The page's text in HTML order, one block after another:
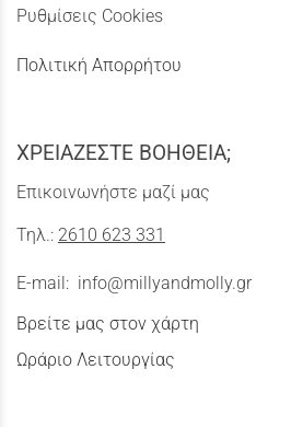
Ρυθμίσεις Cookies
Πολιτική Απορρήτου
ΧΡΕΙΑΖΕΣΤΕ ΒΟΗΘΕΙΑ;
Επικοινωνήστε μαζί μας
Τηλ.: 2610 623 331
E-mail: info@millyandmolly.gr
Βρείτε μας στον χάρτη
Ωράριο Λειτουργίας